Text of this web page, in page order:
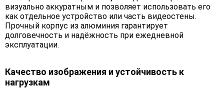
визуально аккуратным и позволяет использовать его
как отдельное устройство или часть видеостены.
Прочный корпус из алюминия гарантирует
долговечность и надёжность при ежедневной
эксплуатации.
Качество изображения и устойчивость к
нагрузкам